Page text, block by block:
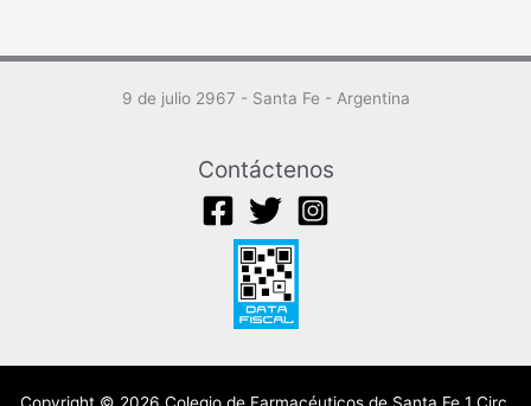
9 de julio 2967 - Santa Fe - Argentina
Contáctenos
Copyright © 2026 Colegio de Farmacéuticos de Santa Fe 1 Circ.